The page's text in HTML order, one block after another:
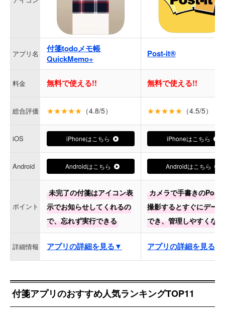
アプリ名
付箋todoメモ帳
QuickMemo+
Post-it®
料金 無料で使える!! 無料で使える!!
総合評価 ★★★★★ （4.8/5） ★★★★★ （4.5/5）
iOS iPhoneはこちら iPhoneはこちら
Android Androidはこちら Androidはこちら
ポイント
未完了の付箋はアイコン表
示でお知らせしてくれるの
で、忘れず実行できる
カメラで手書きの
撮影するとすぐにデー
でき、管理しやすくなる
詳細情報 アプリの詳細を見る▼ アプリの詳細を見る▼
付箋アプリのおすすめ人気ランキングTOP11